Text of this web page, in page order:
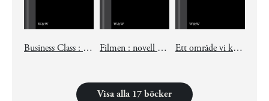
Business Class : novell ur Mamma försökte Filmen : novell ur Mamma försökte Ett område vi kallade vårt : novell ur Mamma försökte
Visa alla 17 böcker